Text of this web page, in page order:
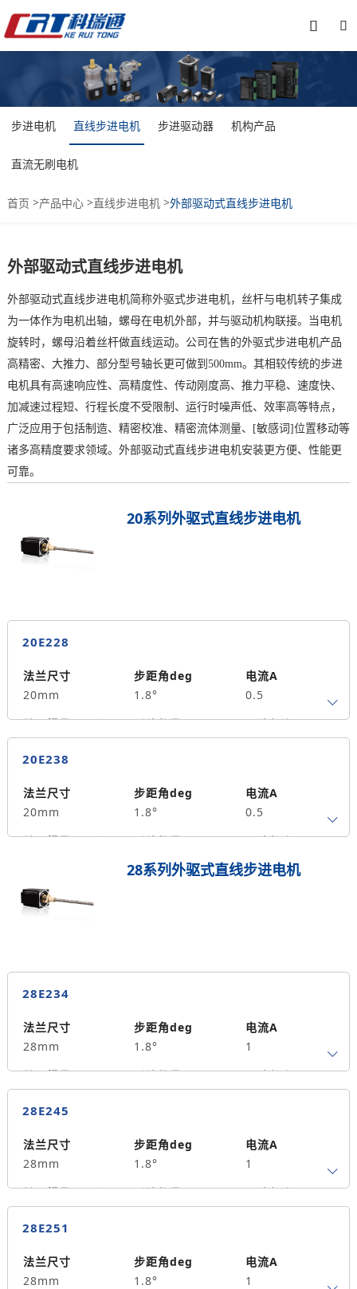


步进电机 直线步进电机 步进驱动器 机构产品
直流无刷电机
首页 >产品中心>直线步进电机>外部驱动式直线步进电机
外部驱动式直线步进电机
外部驱动式直线步进电机简称外驱式步进电机，丝杆与电机转子集成
为一体作为电机出轴，螺母在电机外部，并与驱动机构联接。当电机
旋转时，螺母沿着丝杆做直线运动。公司在售的外驱式步进电机产品
高精密、大推力、部分型号轴长更可做到500mm。其相较传统的步进
电机具有高速响应性、高精度性、传动刚度高、推力平稳、速度快、
加减速过程短、行程长度不受限制、运行时噪声低、效率高等特点，
广泛应用于包括制造、精密校准、精密流体测量、[敏感词]位置移动等
诸多高精度要求领域。外部驱动式直线步进电机安装更方便、性能更
可靠。
20系列外驱式直线步进电机
20E228
法兰尺寸
20mm
步距角deg
1.8°
电流A
0.5
转子惯量g.cm²
4
引线数量
28
马达长度mm
0.015
2
20E238
法兰尺寸
20mm
步距角deg
1.8°
电流A
0.5
转子惯量g.cm²
引线数量
38
马达长度mm
0.03
保持力矩N.m
3.6
28系列外驱式直线步进电机
28E234
法兰尺寸
28mm
步距角deg
1.8°
电流A
1
转子惯量g.cm²
4
引线数量
34
马达长度mm
0.06
9
28E245
法兰尺寸
28mm
步距角deg
1.8°
电流A
1
转子惯量g.cm²
4
引线数量
45
马达长度mm
0.12
14
28E251
法兰尺寸
28mm
步距角deg
1.8°
电流A
1